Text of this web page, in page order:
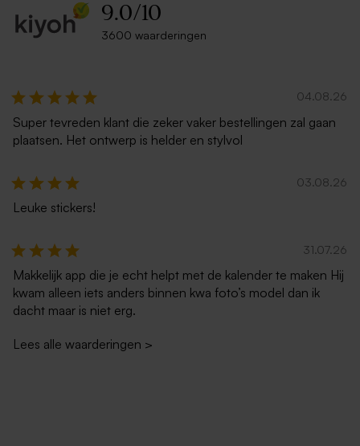
Liggende envelop met
puntklep ecru
9.0/10
3600 waarderingen
04.08.26
Super tevreden klant die zeker vaker bestellingen zal gaan
plaatsen. Het ontwerp is helder en stylvol
03.08.26
Leuke stickers!
31.07.26
Makkelijk app die je echt helpt met de kalender te maken Hij
kwam alleen iets anders binnen kwa foto’s model dan ik
dacht maar is niet erg.
Lees alle waarderingen >